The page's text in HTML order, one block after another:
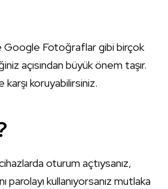
Google Fotoğraflar gibi birçok
açısından büyük önem taşır.
karşı koruyabilirsiniz.
oturum açtıysanız,
kullanıyorsanız mutlaka